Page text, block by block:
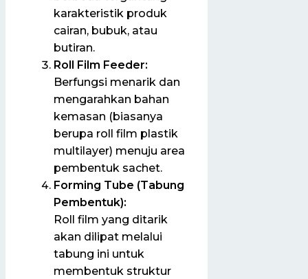
karakteristik produk
cairan, bubuk, atau
butiran.
Roll Film Feeder:
Berfungsi menarik dan
mengarahkan bahan
kemasan (biasanya
berupa roll film plastik
multilayer) menuju area
pembentuk sachet.
Forming Tube (Tabung
Pembentuk):
Roll film yang ditarik
akan dilipat melalui
tabung ini untuk
membentuk struktur